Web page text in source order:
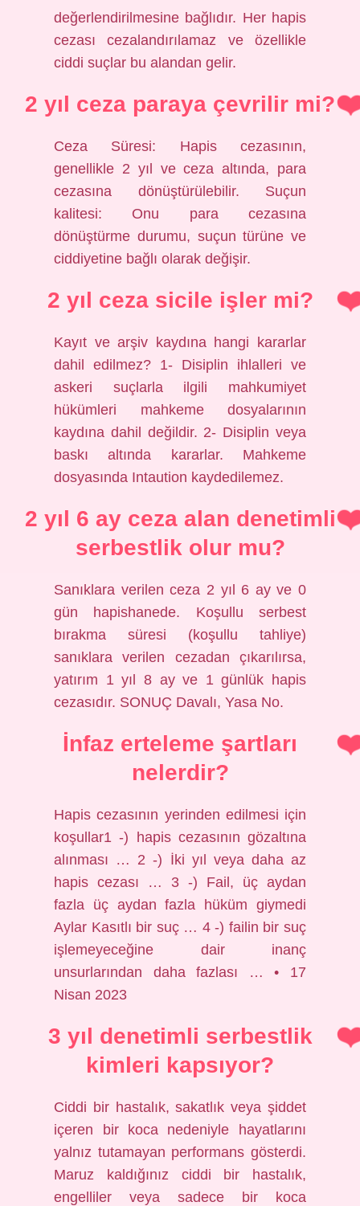
değerlendirilmesine bağlıdır. Her hapis
cezası cezalandırılamaz ve özellikle
ciddi suçlar bu alandan gelir.
2 yıl ceza paraya çevrilir mi?
Ceza Süresi: Hapis cezasının,
genellikle 2 yıl ve ceza altında, para
cezasına dönüştürülebilir. Suçun
kalitesi: Onu para cezasına
dönüştürme durumu, suçun türüne ve
ciddiyetine bağlı olarak değişir.
2 yıl ceza sicile işler mi?
Kayıt ve arşiv kaydına hangi kararlar
dahil edilmez? 1- Disiplin ihlalleri ve
askeri suçlarla ilgili mahkumiyet
hükümleri mahkeme dosyalarının
kaydına dahil değildir. 2- Disiplin veya
baskı altında kararlar. Mahkeme
dosyasında Intaution kaydedilemez.
2 yıl 6 ay ceza alan denetimli
serbestlik olur mu?
Sanıklara verilen ceza 2 yıl 6 ay ve 0
gün hapishanede. Koşullu serbest
bırakma süresi (koşullu tahliye)
sanıklara verilen cezadan çıkarılırsa,
yatırım 1 yıl 8 ay ve 1 günlük hapis
cezasıdır. SONUÇ Davalı, Yasa No.
İnfaz erteleme şartları
nelerdir?
Hapis cezasının yerinden edilmesi için
koşullar1 -) hapis cezasının gözaltına
alınması … 2 -) İki yıl veya daha az
hapis cezası … 3 -) Fail, üç aydan
fazla üç aydan fazla hüküm giymedi
Aylar Kasıtlı bir suç … 4 -) failin bir suç
işlemeyeceğine dair inanç
unsurlarından daha fazlası … • 17
Nisan 2023
3 yıl denetimli serbestlik
kimleri kapsıyor?
Ciddi bir hastalık, sakatlık veya şiddet
içeren bir koca nedeniyle hayatlarını
yalnız tutamayan performans gösterdi.
Maruz kaldığınız ciddi bir hastalık,
engelliler veya sadece bir koca